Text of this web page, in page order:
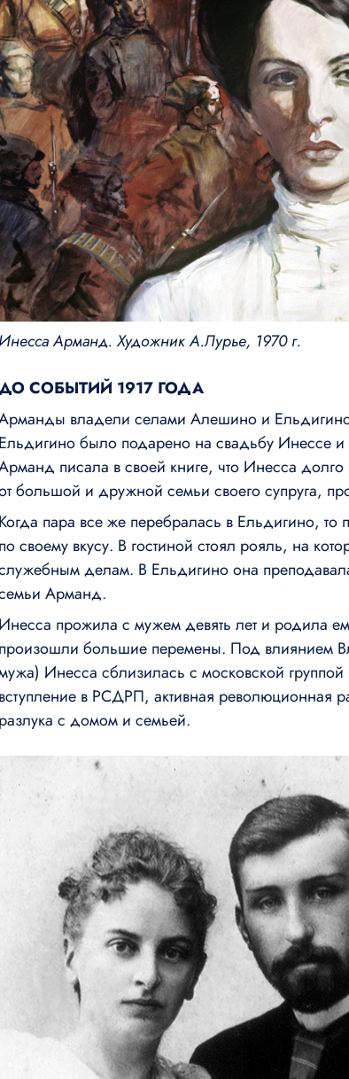
Арманд. Художник А.Лурье, 1970 г.
СОБЫТИЙ 1917 ГОДА
владели селами Алешино и
Ельдигино было подарено на свадьбу Инессе
писала в своей книге, что Инесса долго
большой и дружной семьи своего супруга,
Когда пара все же перебралась в Ельдигино,
по своему вкусу. В гостиной стоял рояль, на
делам. В Ельдигино она
Арманд.
Инесса прожила с мужем девять лет и родила
произошли большие перемены. Под влиянием
Инесса сблизилась с московской
вступление в РСДРП, активная революционная
разлука с домом и семьей.